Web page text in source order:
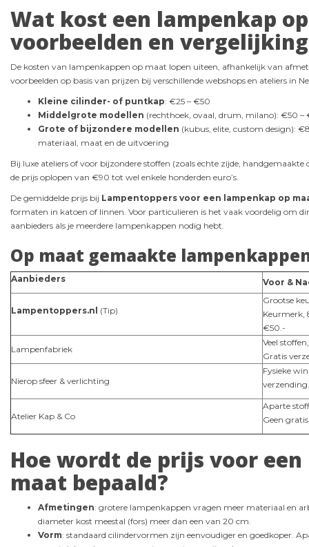
Wat kost een lampenkap
voorbeelden en vergelijking
De kosten van lampenkappen op maat lopen uiteen, afhankelijk van
voorbeelden op basis van prijzen bij verschillende webshops en ateliers in
Kleine cilinder- of puntkap: €25 – €50
Middelgrote modellen (rechthoek, ovaal, drum, milano): €50 –
Grote of bijzondere modellen (kubus, elite, custom design):
materiaal, maat en de uitvoering
Bij luxe ateliers of voor bijzondere stoffen (zoals echte zijde, handgemaakte
de prijs oplopen van €90 tot wel enkele honderden euro’s.
De gemiddelde prijs bij Lampentoppers voor een lampenkap op
formaten in katoen of linnen. Voor particulieren is het vaak voordelig om
aanbieders als je meerdere lampenkappen nodig hebt.
Op maat gemaakte
Aanbieders Voor &
Lampentoppers.nl (Tip)
Grootse
Keurmerk,
€50.-
Lampenfabriek
Veel
Gratis
Nierop sfeer & verlichting
Fysieke
Atelier Kap & Co
Aparte
Geen
Hoe wordt de prijs voor
maat bepaald?
Afmetingen: grotere lampenkappen vragen meer materiaal en
diameter kost meestal (fors) meer dan een van 20 cm.
Vorm: standaard cilindervormen zijn eenvoudiger en goedkoper.